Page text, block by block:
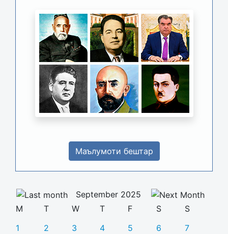
Маълумоти бештар
September 2025
M
T W T F S
S
1
2 3 4 5 6 7